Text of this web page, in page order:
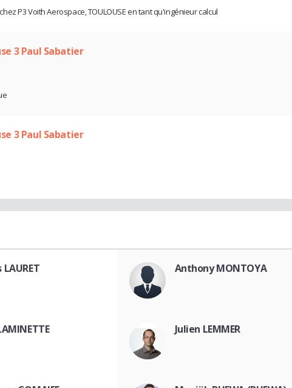
P3 Voith Aerospace, TOULOUSE en tant qu'ingénieur calcul
3 Paul Sabatier
3 Paul Sabatier
Anthony MONTOYA
Julien LEMMER